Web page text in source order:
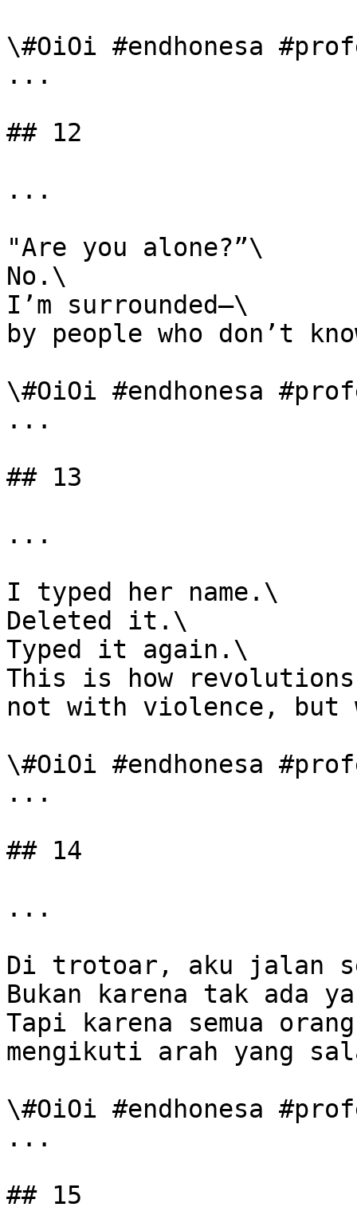
\#OiOi #endhonesa
...
## 12
...
"Are you alone?”\
No.\
I’m surrounded—\
by people who don’t
\#OiOi #endhonesa
...
## 13
...
I typed her name.\
Deleted it.\
Typed it again.\
This is how
not with violence,
\#OiOi #endhonesa
...
## 14
...
Di trotoar, aku jalan
Bukan karena tak ada
Tapi karena semua
mengikuti arah yang
\#OiOi #endhonesa
...
## 15